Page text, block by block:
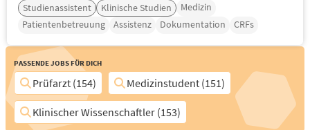
Studienassistent Klinische Studien
Medizin
Patientenbetreuung
Assistenz Dokumentation CRFs
Passende Jobs für Dich
Prüfarzt (154)
Medizinstudent (151)
Klinischer Wissenschaftler (153)